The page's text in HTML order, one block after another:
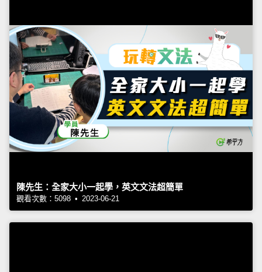
陳先生：全家大小一起學，英文文法超簡單
觀看次數：5098 • 2023-06-21